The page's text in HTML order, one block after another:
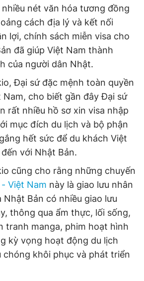
nét văn hóa tương đồng
cách địa lý và kết nối
lợi, chính sách miễn visa cho
đã giúp Việt Nam thành
của người dân Nhật.
Đại sứ đặc mệnh toàn quyền
Nam, cho biết gần đây Đại sứ
rất nhiều hồ sơ xin visa nhập
mục đích du lịch và bộ phận
hết sức để du khách Việt
với Nhật Bản.
cũng cho rằng những chuyến
Việt Nam này là giao lưu nhân
Nhật Bản có nhiều giao lưu
thông qua ẩm thực, lối sống,
tranh manga, phim hoạt hình
kỳ vọng hoạt động du lịch
chóng khôi phục và phát triển